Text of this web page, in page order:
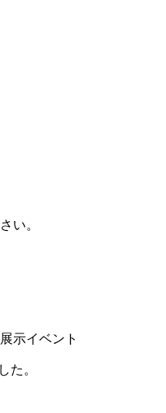
い。
示イベント
た。